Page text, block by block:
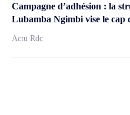
Campagne d’adhésion : la
Lubamba Ngimbi vise le cap
Actu Rdc